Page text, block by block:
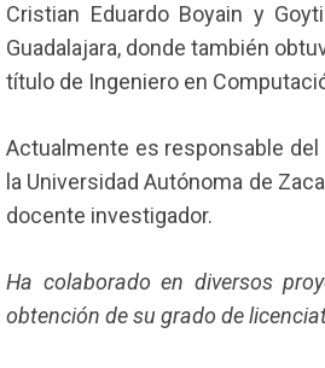
Cristian Eduardo Boyain y
Guadalajara, donde también
título de Ingeniero en
Actualmente es responsable del
la Universidad Autónoma de
docente investigador.
Ha colaborado en diversos
obtención de su grado de